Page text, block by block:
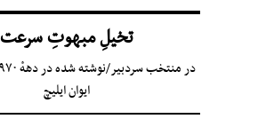
تخیلِ مبهوتِ سرعت
درمنتخب سردبیر/نوشته شده در دههٔ ۱۹۷۰
ایوان ایلیچ